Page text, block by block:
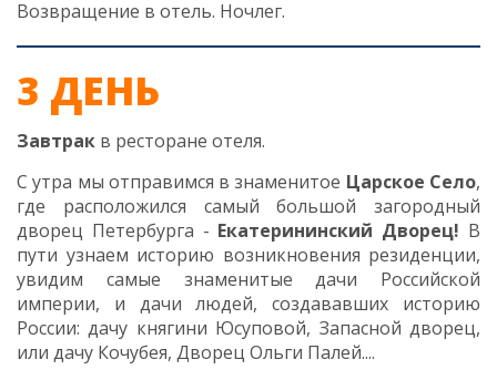
Возвращение в отель. Ночлег.
3 ДЕНЬ
Завтрак в ресторане отеля.
С утра мы отправимся в знаменитое Царское Село,
где расположился самый большой загородный
дворец Петербурга - Екатерининский Дворец! В
пути узнаем историю возникновения резиденции,
увидим самые знаменитые дачи Российской
империи, и дачи людей, создававших историю
России: дачу княгини Юсуповой, Запасной дворец,
или дачу Кочубея, Дворец Ольги Палей....